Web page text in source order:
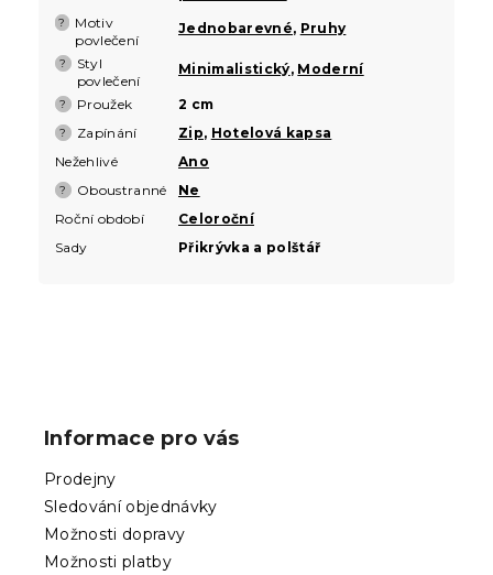
?
Motiv
povlečení
Jednobarevné, Pruhy
?
Styl
povlečení
Minimalistický, Moderní
? Proužek 2 cm
? Zapínání Zip, Hotelová kapsa
Nežehlivé
Ano
? Oboustranné
Ne
Roční období
Celoroční
Sady
Přikrývka a polštář
Informace pro vás
Prodejny
Sledování objednávky
Možnosti dopravy
Možnosti platby